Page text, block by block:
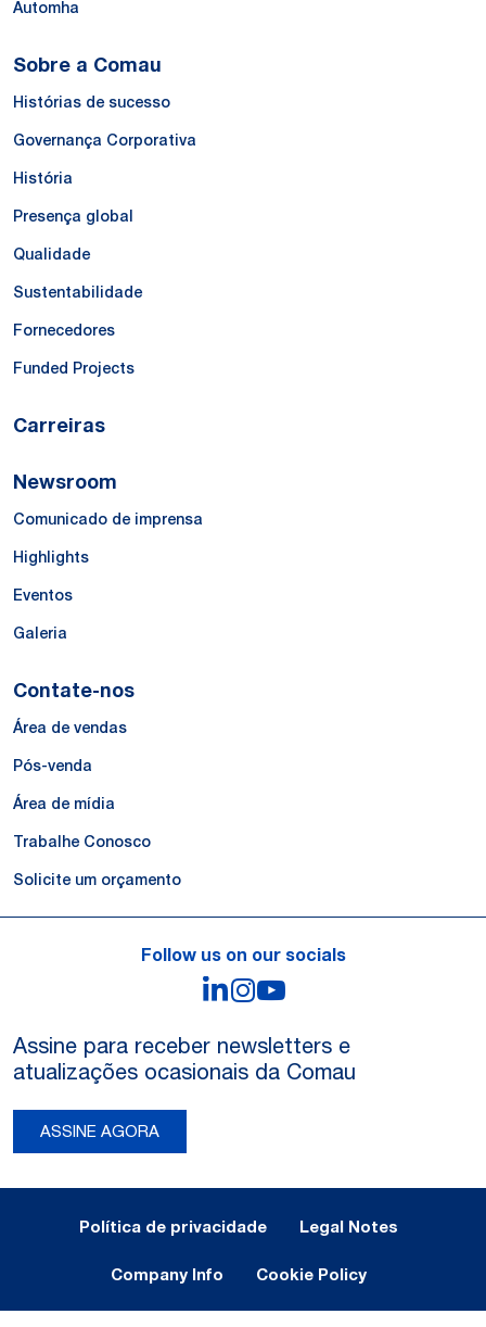
Automha
Sobre a Comau
Histórias de sucesso
Governança Corporativa
História
Presença global
Qualidade
Sustentabilidade
Fornecedores
Funded Projects
Carreiras
Newsroom
Comunicado de imprensa
Highlights
Eventos
Galeria
Contate-nos
Área de vendas
Pós-venda
Área de mídia
Trabalhe Conosco
Solicite um orçamento
Follow us on our socials
LinkedIn
Instagram
Assine para receber newsletters e
atualizações ocasionais da Comau
ASSINE AGORA
Política de privacidade Legal Notes
Company Info Cookie Policy